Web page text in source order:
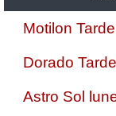
Motilon
Dorado
Astro Sol